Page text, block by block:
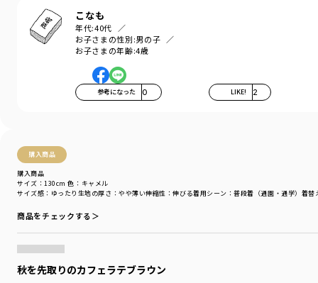
こなも
年代:40代
お子さまの性別:男の子
お子さまの年齢:4歳
参考になった 0 LIKE! 2
購入商品
購入商品
サイズ感 ：ゆったり 生地の厚さ ：やや薄い伸縮性 ：伸びる着用シーン ：普段着（通園・通学） 着替
サイズ：130cm 色：キャメル
商品をチェックする＞
秋を先取りのカフェラテブラウン